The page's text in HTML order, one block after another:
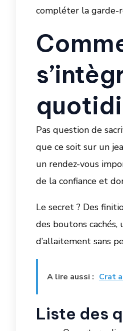
compléter la garde-
Pas question de
que ce soit sur un
un rendez-vous
de la confiance et
Le secret ? Des
des boutons
d’allaitement sans
A lire aussi : Crat
Liste des